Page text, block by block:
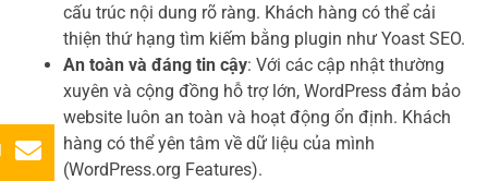
cấu trúc nội dung rõ ràng. Khách hàng có thể cải
thiện thứ hạng tìm kiếm bằng plugin như Yoast SEO.
An toàn và đáng tin cậy: Với các cập nhật thường
xuyên và cộng đồng hỗ trợ lớn, WordPress đảm bảo
website luôn an toàn và hoạt động ổn định. Khách
hàng có thể yên tâm về dữ liệu của mình
(WordPress.org Features).